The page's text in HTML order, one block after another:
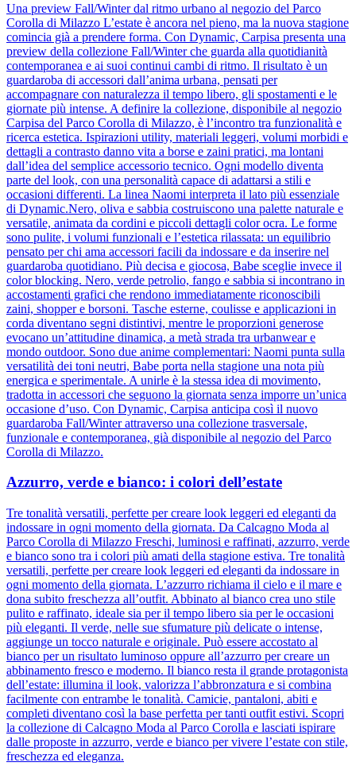
Una preview Fall/Winter dal ritmo urbano al negozio del Parco
Corolla di Milazzo L’estate è ancora nel pieno, ma la nuova stagione
comincia già a prendere forma. Con Dynamic, Carpisa presenta una
preview della collezione Fall/Winter che guarda alla quotidianità
contemporanea e ai suoi continui cambi di ritmo. Il risultato è un
guardaroba di accessori dall’anima urbana, pensati per
accompagnare con naturalezza il tempo libero, gli spostamenti e le
giornate più intense. A definire la collezione, disponibile al negozio
Carpisa del Parco Corolla di Milazzo, è l’incontro tra funzionalità e
ricerca estetica. Ispirazioni utility, materiali leggeri, volumi morbidi e
dettagli a contrasto danno vita a borse e zaini pratici, ma lontani
dall’idea del semplice accessorio tecnico. Ogni modello diventa
parte del look, con una personalità capace di adattarsi a stili e
occasioni differenti. La linea Naomi interpreta il lato più essenziale
di Dynamic.Nero, oliva e sabbia costruiscono una palette naturale e
versatile, animata da cordini e piccoli dettagli color ocra. Le forme
sono pulite, i volumi funzionali e l’estetica rilassata: un equilibrio
pensato per chi ama accessori facili da indossare e da inserire nel
guardaroba quotidiano. Più decisa e giocosa, Babe sceglie invece il
color blocking. Nero, verde petrolio, fango e sabbia si incontrano in
accostamenti grafici che rendono immediatamente riconoscibili
zaini, shopper e borsoni. Tasche esterne, coulisse e applicazioni in
corda diventano segni distintivi, mentre le proporzioni generose
evocano un’attitudine dinamica, a metà strada tra urbanwear e
mondo outdoor. Sono due anime complementari: Naomi punta sulla
versatilità dei toni neutri, Babe porta nella stagione una nota più
energica e sperimentale. A unirle è la stessa idea di movimento,
tradotta in accessori che seguono la giornata senza imporre un’unica
occasione d’uso. Con Dynamic, Carpisa anticipa così il nuovo
guardaroba Fall/Winter attraverso una collezione trasversale,
funzionale e contemporanea, già disponibile al negozio del Parco
Corolla di Milazzo.
Azzurro, verde e bianco: i colori dell’estate
Tre tonalità versatili, perfette per creare look leggeri ed eleganti da
indossare in ogni momento della giornata. Da Calcagno Moda al
Parco Corolla di Milazzo Freschi, luminosi e raffinati, azzurro, verde
e bianco sono tra i colori più amati della stagione estiva. Tre tonalità
versatili, perfette per creare look leggeri ed eleganti da indossare in
ogni momento della giornata. L’azzurro richiama il cielo e il mare e
dona subito freschezza all’outfit. Abbinato al bianco crea uno stile
pulito e raffinato, ideale sia per il tempo libero sia per le occasioni
più eleganti. Il verde, nelle sue sfumature più delicate o intense,
aggiunge un tocco naturale e originale. Può essere accostato al
bianco per un risultato luminoso oppure all’azzurro per creare un
abbinamento fresco e moderno. Il bianco resta il grande protagonista
dell’estate: illumina il look, valorizza l’abbronzatura e si combina
facilmente con entrambe le tonalità. Camicie, pantaloni, abiti e
completi diventano così la base perfetta per tanti outfit estivi. Scopri
la collezione di Calcagno Moda al Parco Corolla e lasciati ispirare
dalle proposte in azzurro, verde e bianco per vivere l’estate con stile,
freschezza ed eleganza.